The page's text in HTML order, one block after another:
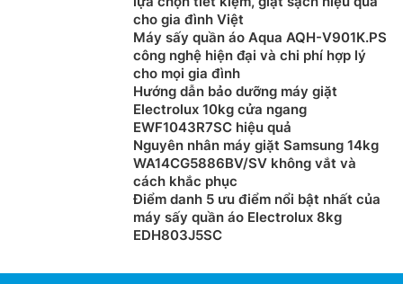
cho gia đình Việt
Máy sấy quần áo Aqua AQH-V901K.PS
công nghệ hiện đại và chi phí hợp lý
cho mọi gia đình
Hướng dẫn bảo dưỡng máy giặt
Electrolux 10kg cửa ngang
EWF1043R7SC hiệu quả
Nguyên nhân máy giặt Samsung 14kg
WA14CG5886BV/SV không vắt và
cách khắc phục
Điểm danh 5 ưu điểm nổi bật nhất của
máy sấy quần áo Electrolux 8kg
EDH803J5SC